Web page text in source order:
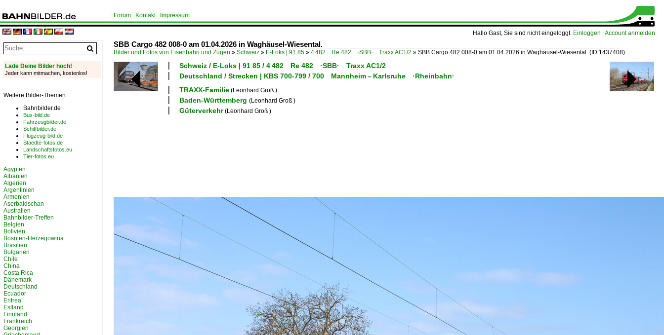
Hallo Gast, Sie sind nicht eingeloggt. Einloggen Account anmelden
Forum Kontakt Impressum
SBB Cargo 482 008-0 am 01.04.2026 in Waghäusel-Wiesental.
Bilder und Fotos von Eisenbahn und Zügen » Schweiz » E-Loks | 91 85 » 4 482 Re 482 ·SBB· Traxx AC1/2 » SBB Cargo 482 008-0 am 01.04.2026 in Waghäusel-Wiesental. (ID 1437408)
Schweiz / E-Loks | 91 85 / 4 482 Re 482 ·SBB· Traxx AC1/2
Deutschland / Strecken | KBS 700-799 / 700 Mannheim – Karlsruhe ·Rheinbahn·
TRAXX-Familie (Leonhard Groß )
Baden-Württemberg (Leonhard Groß )
Güterverkehr(Leonhard Groß )
Lade Deine Bilder hoch!
Jeder kann mitmachen, kostenlos!
Weitere Bilder-Themen:
Bahnbilder.de
Bus-bild.de
Fahrzeugbilder.de
Schiffbilder.de
Flugzeug-bild.de
Staedte-fotos.de
Landschaftsfotos.eu
Tier-fotos.eu
Ägypten
Albanien
Algerien
Argentinien
Armenien
Aserbaidschan
Australien
Bahnbilder-Treffen
Belgien
Bolivien
Bosnien-Herzegowina
Brasilien
Bulgarien
Chile
China
Costa Rica
Dänemark
Deutschland
Ecuador
Eritrea
Estland
Finnland
Frankreich
Georgien